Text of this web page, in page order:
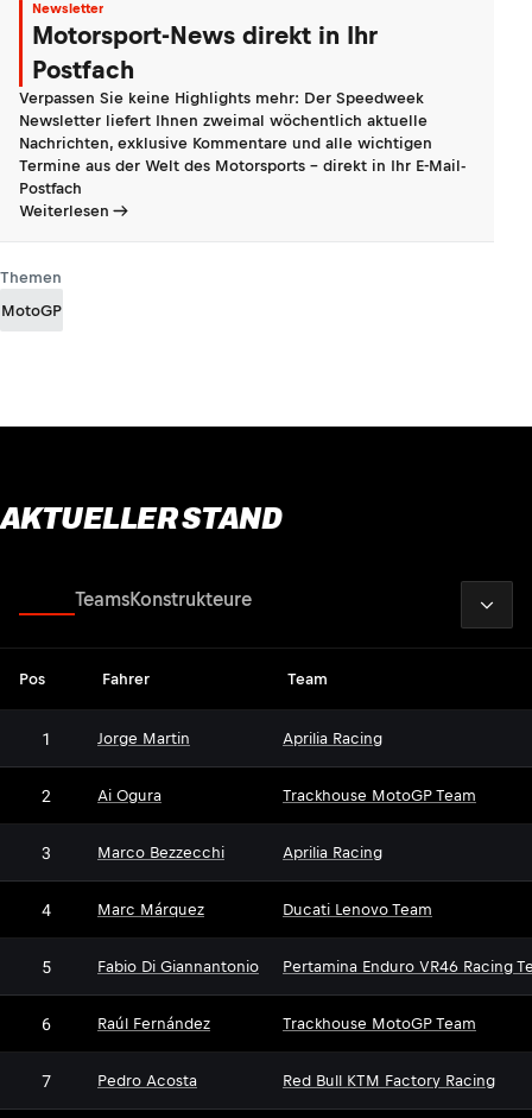
Newsletter
Motorsport-News direkt in Ihr
Postfach
Verpassen Sie keine Highlights mehr: Der Speedweek
Newsletter liefert Ihnen zweimal wöchentlich aktuelle
Nachrichten, exklusive Kommentare und alle wichtigen
Termine aus der Welt des Motorsports - direkt in Ihr E-Mail-
Postfach
Weiterlesen
Themen
MotoGP
AKTUELLER STAND
TeamsKonstrukteure
Pos Fahrer Team
1 Jorge Martin Aprilia Racing
2 Ai Ogura Trackhouse MotoGP Team
3 Marco Bezzecchi Aprilia Racing
4 Marc Márquez Ducati Lenovo Team
5 Fabio Di Giannantonio Pertamina Enduro VR46 Racing
6 Raúl Fernández Trackhouse MotoGP Team
7 Pedro Acosta Red Bull KTM Factory Racing